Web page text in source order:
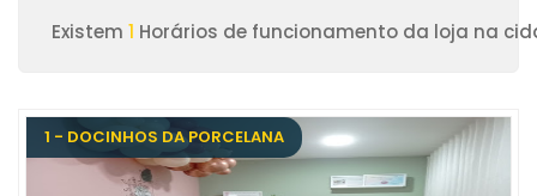
Existem 1 Horários de funcionamento da loja na
1 - DOCINHOS DA PORCELANA